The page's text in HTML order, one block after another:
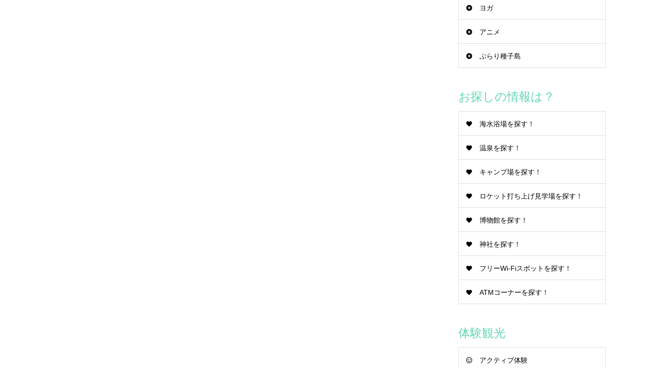
ヨガ
アニメ
ぶらり種子島
お探しの情報は？
海水浴場を探す！
温泉を探す！
キャンプ場を探す！
ロケット打ち上げ見学場を探す！
博物館を探す！
神社を探す！
フリーWi-Fiスポットを探す！
ATMコーナーを探す！
体験観光
アクティブ体験